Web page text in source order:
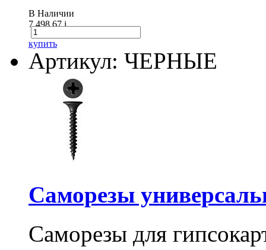
В Наличии
7 498.67i
купить
Артикул: ЧЕРНЫЕ
Саморезы
Саморезы для